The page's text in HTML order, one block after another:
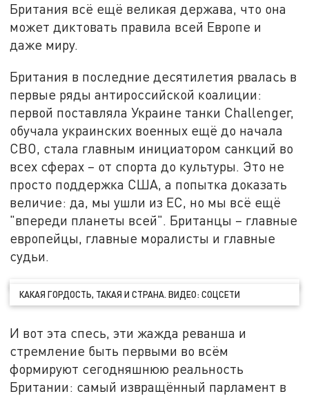
Британия всё ещё великая держава, что она
может диктовать правила всей Европе и
даже миру.
Британия в последние десятилетия рвалась в
первые ряды антироссийской коалиции:
первой поставляла Украине танки Challenger,
обучала украинских военных ещё до начала
СВО, стала главным инициатором санкций во
всех сферах – от спорта до культуры. Это не
просто поддержка США, а попытка доказать
величие: да, мы ушли из ЕС, но мы всё ещё
"впереди планеты всей". Британцы – главные
европейцы, главные моралисты и главные
судьи.
КАКАЯ ГОРДОСТЬ, ТАКАЯ И СТРАНА. ВИДЕО: СОЦСЕТИ
И вот эта спесь, эти жажда реванша и
стремление быть первыми во всём
формируют сегодняшнюю реальность
Британии: самый извращённый парламент в